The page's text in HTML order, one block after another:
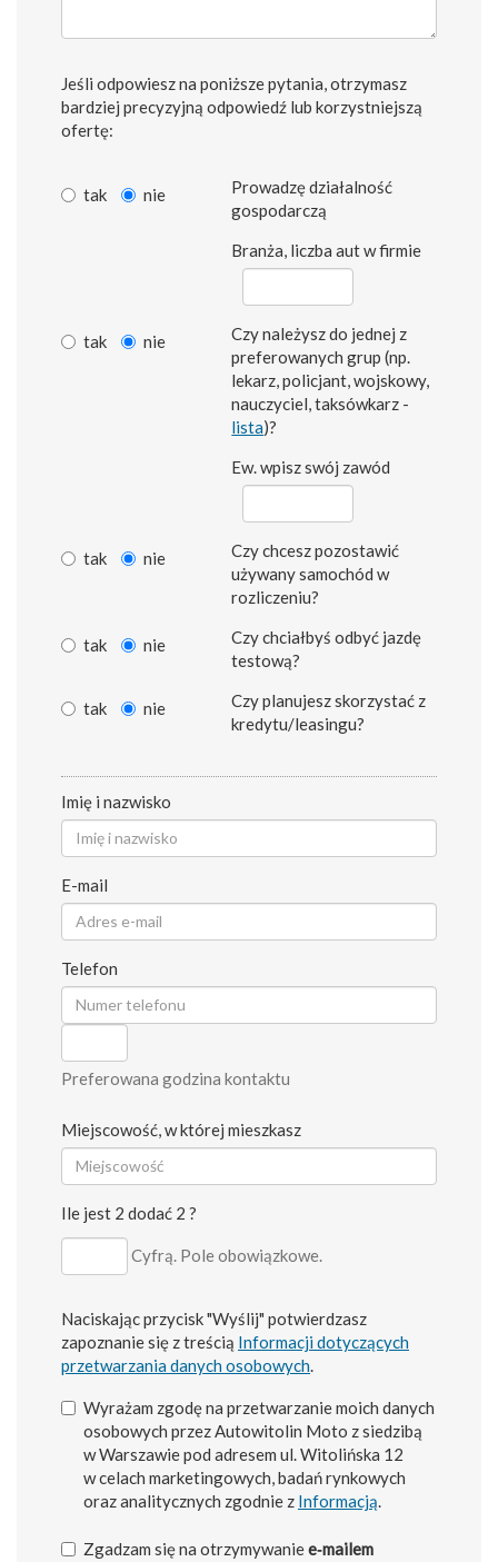
Jeśli odpowiesz na poniższe pytania, otrzymasz
bardziej precyzyjną odpowiedź lub korzystniejszą
ofertę:
tak nie
Prowadzę działalność
gospodarczą
Branża, liczba aut w firmie
tak nie
Czy należysz do jednej z
preferowanych grup (np.
lekarz, policjant, wojskowy,
nauczyciel, taksówkarz -
lista)?
Ew. wpisz swój zawód
tak nie
Czy chcesz pozostawić
używany samochód w
rozliczeniu?
tak nie
Czy chciałbyś odbyć jazdę
testową?
tak nie
Czy planujesz skorzystać z
kredytu/leasingu?
Imię i nazwisko
E-mail
Telefon
Preferowana godzina kontaktu
Miejscowość, w której mieszkasz
Ile jest 2 dodać 2 ?
Cyfrą. Pole obowiązkowe.
Naciskając przycisk "Wyślij" potwierdzasz
zapoznanie się z treścią Informacji dotyczących
przetwarzania danych osobowych.
Wyrażam zgodę na przetwarzanie moich danych
osobowych przez Autowitolin Moto z siedzibą
w Warszawie pod adresem ul. Witolińska 12
w celach marketingowych, badań rynkowych
oraz analitycznych zgodnie z Informacją.
Zgadzam się na otrzymywaniee‑mailem